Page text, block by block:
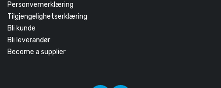
Personvernerklæring
Tilgjengelighetserklæring
Bli kunde
Bli leverandør
Become a supplier